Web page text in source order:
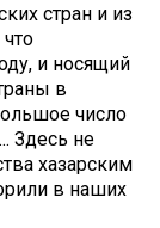
стран и из
и носящий
в
число
Здесь не
хазарским
в наших